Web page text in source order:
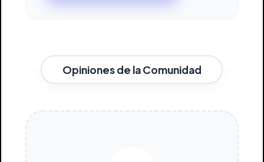
Opiniones de la Comunidad